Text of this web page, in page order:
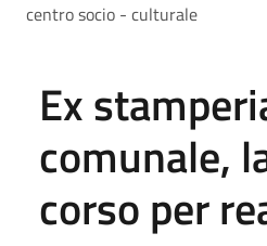
centro socio - culturale
Ex
comunale,
corso per